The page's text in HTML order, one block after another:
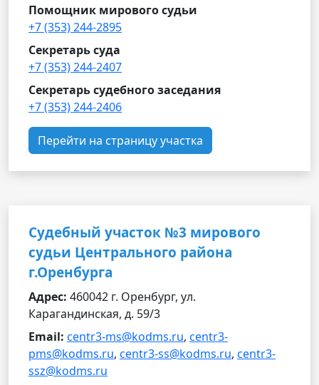
Помощник мирового судьи
+7 (353) 244-2895
Секретарь суда
+7 (353) 244-2407
Секретарь судебного заседания
+7 (353) 244-2406
Перейти на страницу участка
Судебный участок №3 мирового
судьи Центрального района
г.Оренбурга
Адрес: 460042 г. Оренбург, ул.
Карагандинская, д. 59/3
Email: centr3-ms@kodms.ru, centr3-
pms@kodms.ru, centr3-ss@kodms.ru, centr3-
ssz@kodms.ru